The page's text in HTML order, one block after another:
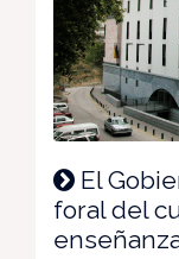
El
foral del